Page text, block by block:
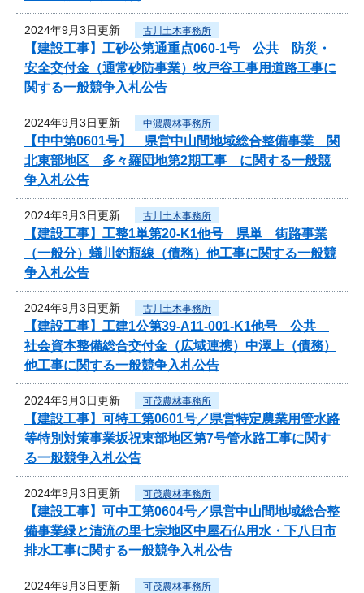
2024年9月3日更新 古川土木事務所
【建設工事】工砂公第通重点060-1号 公共 防災・
安全交付金（通常砂防事業）牧戸谷工事用道路工事に
関する一般競争入札公告
2024年9月3日更新 中濃農林事務所
【中中第0601号】 県営中山間地域総合整備事業 関
北東部地区 多々羅団地第2期工事 に関する一般競
争入札公告
2024年9月3日更新 古川土木事務所
【建設工事】工整1単第20-K1他号 県単 街路事業
（一般分）蟻川釣瓶線（債務）他工事に関する一般競
争入札公告
2024年9月3日更新 古川土木事務所
【建設工事】工建1公第39-A11-001-K1他号 公共
社会資本整備総合交付金（広域連携）中澤上（債務）
他工事に関する一般競争入札公告
2024年9月3日更新 可茂農林事務所
【建設工事】可特工第0601号／県営特定農業用管水路
等特別対策事業坂祝東部地区第7号管水路工事に関す
る一般競争入札公告
2024年9月3日更新 可茂農林事務所
【建設工事】可中工第0604号／県営中山間地域総合整
備事業緑と清流の里七宗地区中屋石仏用水・下八日市
排水工事に関する一般競争入札公告
2024年9月3日更新 可茂農林事務所